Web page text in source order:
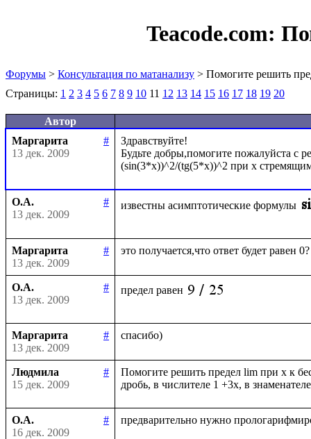
Teacode.com:
Форумы > Консультация по матанализу > Помогите решить
Страницы: 1 2 3 4 5 6 7 8 9 10 11 12 13 14 15 16 17 18 19 20
Автор
Маргарита
#
13 дек. 2009
Здравствуйте!
Будьте добры,помогите пожалуйста с
О.А.
#
13 дек. 2009
известны асимптотические формулы
Маргарита
#
13 дек. 2009
О.А.
#
13 дек. 2009
предел равен
Маргарита
#
13 дек. 2009
Людмила
#
15 дек. 2009
Помогите решить предел lim при х к
О.А.
#
16 дек. 2009